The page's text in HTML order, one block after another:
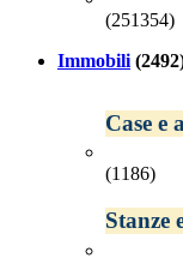
(251354)
Immobili
Case e
(1186)
Stanze